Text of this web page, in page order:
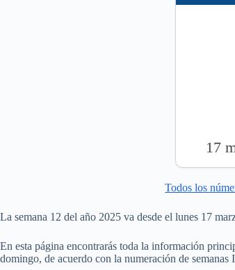
17
Todos los
La semana 12 del año 2025 va desde el lunes 17
En esta página encontrarás toda la información
domingo, de acuerdo con la numeración de semanas